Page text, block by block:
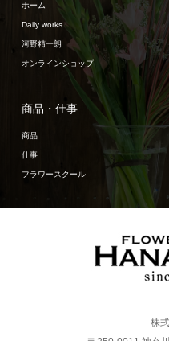
ホーム
Daily works
河野精一朗
オンラインショップ
商品・仕事
商品
仕事
フラワースクール
株